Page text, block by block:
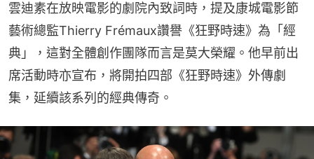
雲迪素在放映電影的劇院內致詞時，提及康城電影節
藝術總監Thierry Frémaux讚譽《狂野時速》為「經
典」，這對全體創作團隊而言是莫大榮耀。他早前出
席活動時亦宣布，將開拍四部《狂野時速》外傳劇
集，延續該系列的經典傳奇。